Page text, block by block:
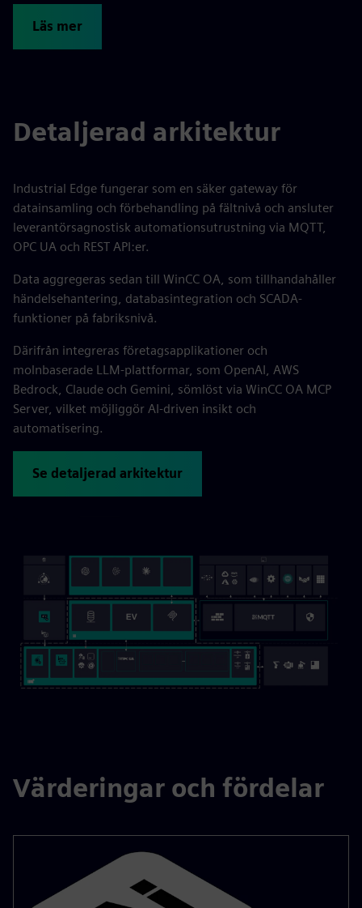
Läs mer
Detaljerad arkitektur
Industrial Edge fungerar som en säker gateway för
datainsamling och förbehandling på fältnivå och ansluter
leverantörsagnostisk automationsutrustning via MQTT,
OPC UA och REST API:er.
Data aggregeras sedan till WinCC OA, som tillhandahåller
händelsehantering, databasintegration och SCADA-
funktioner på fabriksnivå.
Därifrån integreras företagsapplikationer och
molnbaserade LLM-plattformar, som OpenAI, AWS
Bedrock, Claude och Gemini, sömlöst via WinCC OA MCP
Server, vilket möjliggör AI-driven insikt och
automatisering.
Se detaljerad arkitektur
Värderingar och fördelar